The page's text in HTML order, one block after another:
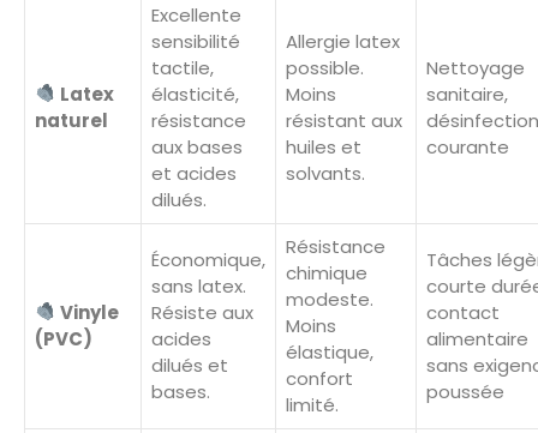
Latex
naturel
Excellente
sensibilité
tactile,
élasticité,
résistance
aux bases
et acides
dilués.
Allergie latex
possible.
Moins
résistant aux
huiles et
solvants.
Nettoyage
sanitaire,
désinfection
courante
Vinyle
(PVC)
Économique,
sans latex.
Résiste aux
acides
dilués et
bases.
Résistance
chimique
modeste.
Moins
élastique,
confort
limité.
Tâches
courte
contact
alimentaire
sans
poussée